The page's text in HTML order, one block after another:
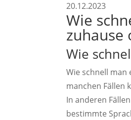
20.12.2023
Wie
zuhause
Wie
Wie schnell man
manchen Fällen
In anderen
bestimmte